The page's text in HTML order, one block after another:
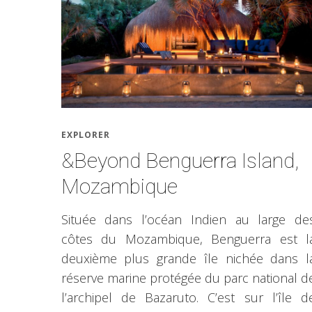
EXPLORER
&Beyond Benguerra Island,
Mozambique
Située dans l’océan Indien au large
côtes du Mozambique, Benguerra est
deuxième plus grande île nichée dans
réserve marine protégée du parc national
l’archipel de Bazaruto. C’est sur l’île